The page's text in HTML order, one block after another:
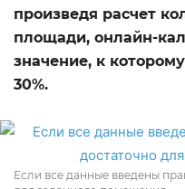
произведя расчет
площади, онлайн-
значение, к
30%.
Если все данные введены